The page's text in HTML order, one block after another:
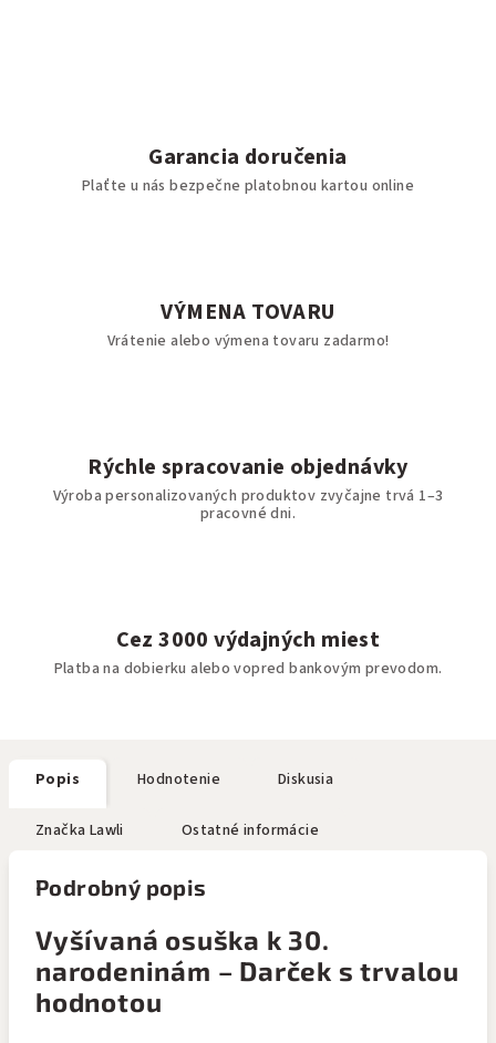
Garancia doručenia
Plaťte u nás bezpečne platobnou kartou online
VÝMENA TOVARU
Vrátenie alebo výmena tovaru zadarmo!
Rýchle spracovanie objednávky
Výroba personalizovaných produktov zvyčajne trvá 1–3
pracovné dni.
Cez 3000 výdajných miest
Platba na dobierku alebo vopred bankovým prevodom.
Popis Hodnotenie Diskusia
Značka Lawli Ostatné informácie
Podrobný popis
Vyšívaná osuška k 30.
narodeninám – Darček s trvalou
hodnotou